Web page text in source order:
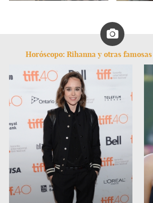
Horóscopo: Rihanna y otras